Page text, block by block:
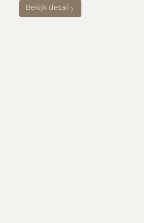
Bekijk detail